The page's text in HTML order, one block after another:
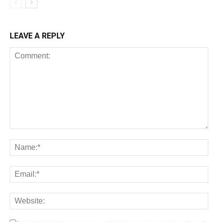
LEAVE A REPLY